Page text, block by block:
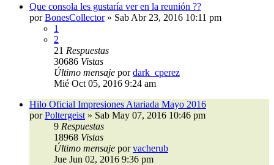
Que consola les gustaría ver en la reunión ??
porBonesCollector» Sab Abr 23, 2016 10:11 pm
1
2
21 Respuestas
30686 Vistas
Último mensaje pordark_cperez
Mié Oct 05, 2016 9:24 am
Hilo Oficial Impresiones Atariada Mayo 2016
porPoltergeist » Sab May 07, 2016 10:46 pm
9 Respuestas
18968 Vistas
Último mensaje porvacherub
Jue Jun 02, 2016 9:36 pm